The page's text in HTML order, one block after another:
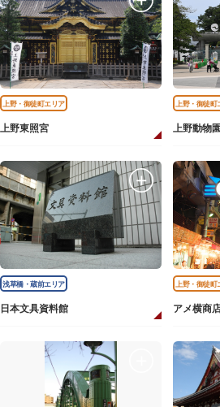
上野・御徒町エリア
上野東照宮
上野・御徒町
上野動物園
浅草橋・蔵前エリア
日本文具資料館
上野・御徒町
アメ横商